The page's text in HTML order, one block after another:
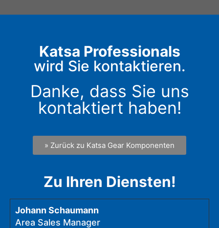
Katsa Professionals
wird Sie kontaktieren.
Danke, dass Sie uns
kontaktiert haben!
» Zurück zu Katsa Gear Komponenten
Zu Ihren Diensten!
Johann Schaumann
Area Sales Manager